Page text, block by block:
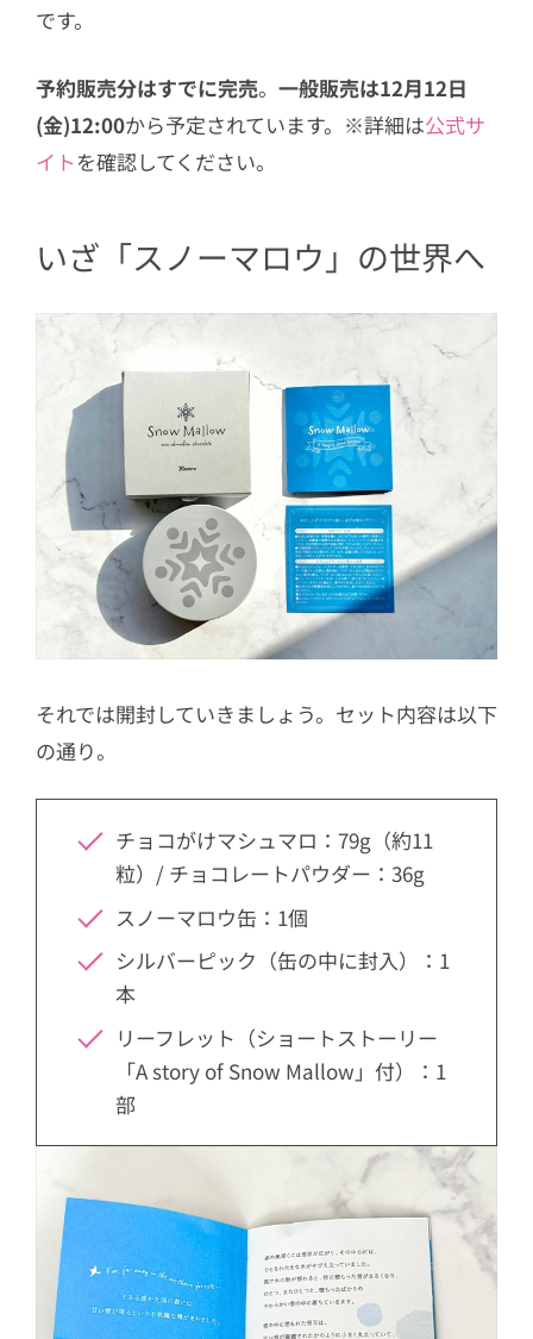
です。
予約販売分はすでに完売。 一般販売は12月12日
(金)12:00から予定されています。※詳細は公式サ
イトを確認してください。
いざ「スノーマロウ」の世界へ
それでは開封していきましょう。セット内容は以下
の通り。
チョコがけマシュマロ：79g（約11
粒）/ チョコレートパウダー：36g
スノーマロウ缶：1個
シルバーピック（缶の中に封入）：1
本
リーフレット（ショートストーリー
「A story of Snow Mallow」付）：1
部